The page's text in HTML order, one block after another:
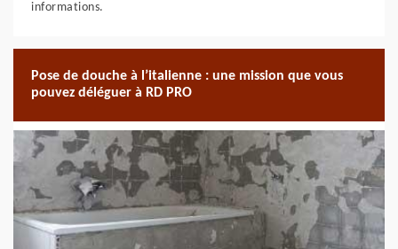
informations.
Pose de douche à l’italienne : une mission que vous
pouvez déléguer à RD PRO